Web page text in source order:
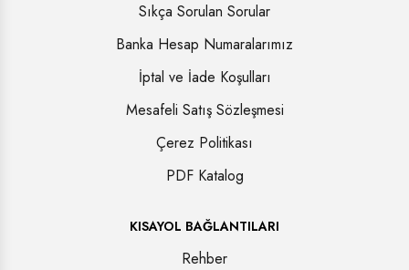
Sıkça Sorulan Sorular
Banka Hesap Numaralarımız
İptal ve İade Koşulları
Mesafeli Satış Sözleşmesi
Çerez Politikası
PDF Katalog
KISAYOL BAĞLANTILARI
Rehber